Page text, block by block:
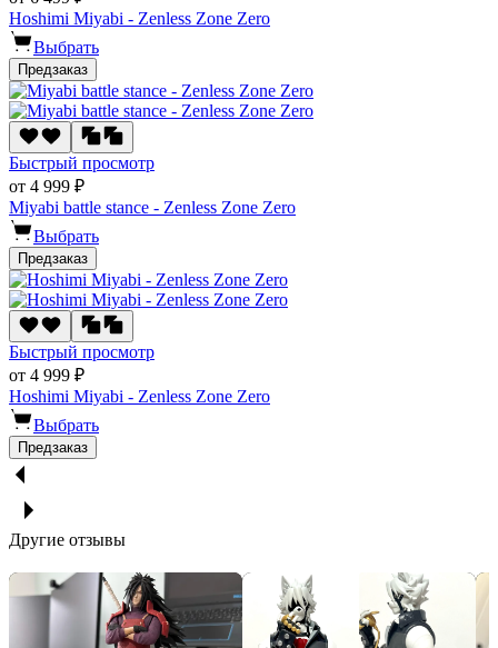
Hoshimi Miyabi - Zenless Zone Zero
Выбрать
Предзаказ
Быстрый просмотр
от 4 999 ₽
Miyabi battle stance - Zenless Zone Zero
Выбрать
Предзаказ
Быстрый просмотр
от 4 999 ₽
Hoshimi Miyabi - Zenless Zone Zero
Выбрать
Предзаказ
Другие отзывы